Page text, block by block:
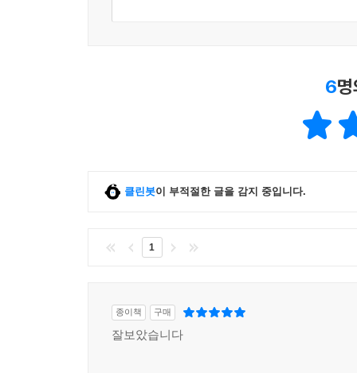
6
클린봇이 부적절한 글을 감지 중입니다.
1
종이책 구매
잘보았습니다